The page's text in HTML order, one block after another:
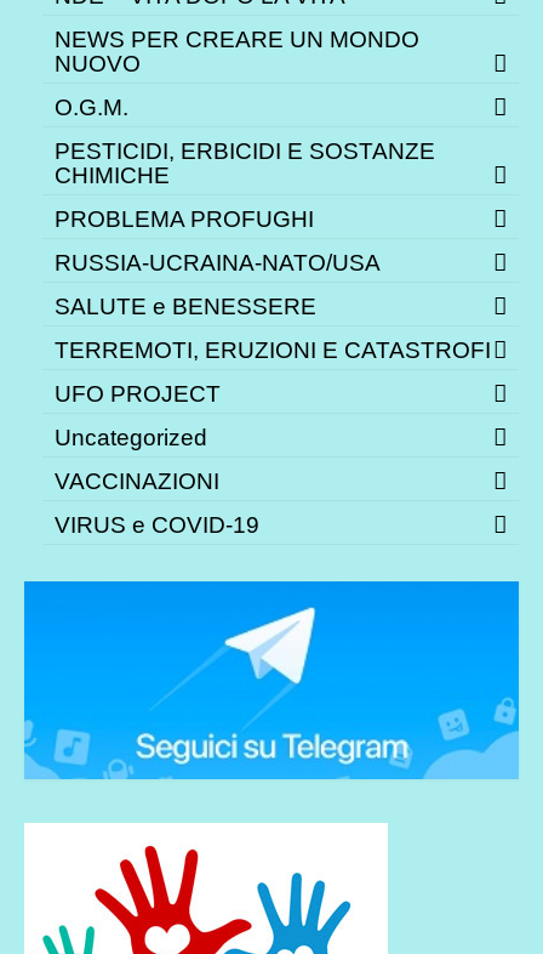
NEWS PER CREARE UN MONDO
NUOVO
O.G.M.
PESTICIDI, ERBICIDI E SOSTANZE
CHIMICHE
PROBLEMA PROFUGHI
RUSSIA-UCRAINA-NATO/USA
SALUTE e BENESSERE
TERREMOTI, ERUZIONI E CATASTROFI
UFO PROJECT
Uncategorized
VACCINAZIONI
VIRUS e COVID-19